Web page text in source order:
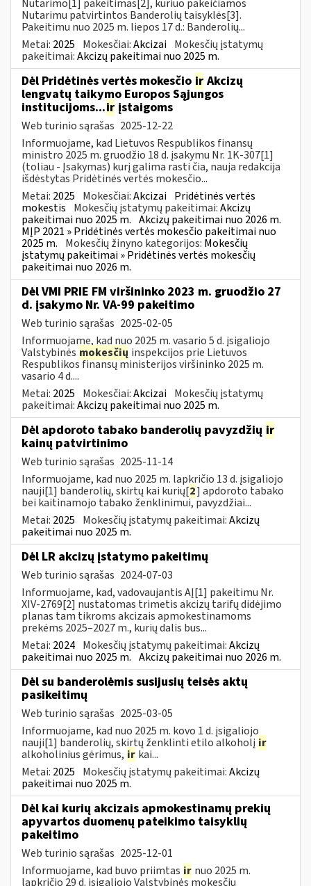
Nutarimo[1] pakeitimas[2], kuriuo pakeičiamos
Nutarimu patvirtintos Banderolių taisyklės[3].
Pakeitimu nuo 2025 m. liepos 17 d.: Banderolių...
Metai: 2025 Mokesčiai:Akcizai Mokesčių įstatymų
pakeitimai:Akcizų pakeitimai nuo 2025 m.
Dėl Pridėtinės vertės mokesčio ir Akcizų
lengvatų taikymo Europos Sąjungos
institucijoms...ir įstaigoms
Web turinio sąrašas 2025-12-22
Informuojame, kad Lietuvos Respublikos finansų
ministro 2025 m. gruodžio 18 d. įsakymu Nr. 1K-307[1]
(toliau - Įsakymas) kurį galima rasti čia, nauja redakcija
išdėstytas Pridėtinės vertės mokesčio...
Metai: 2025 Mokesčiai:Akcizai Pridėtinės vertės
mokestis Mokesčių įstatymų pakeitimai:Akcizų
pakeitimai nuo 2025 m. Akcizų pakeitimai nuo 2026 m.
MĮP 2021 » Pridėtinės vertės mokesčio pakeitimai nuo
2025 m. Mokesčių žinyno kategorijos: Mokesčių
įstatymų pakeitimai » Pridėtinės vertės mokesčių
pakeitimai nuo 2026 m.
Dėl VMI PRIE FM viršininko 2023 m. gruodžio 27
d. įsakymo Nr. VA-99 pakeitimo
Web turinio sąrašas 2025-02-05
Informuojame, kad nuo 2025 m. vasario 5 d. įsigaliojo
Valstybinės mokesčių inspekcijos prie Lietuvos
Respublikos finansų ministerijos viršininko 2025 m.
vasario 4 d....
Metai: 2025 Mokesčiai:Akcizai Mokesčių įstatymų
pakeitimai:Akcizų pakeitimai nuo 2025 m.
Dėl apdoroto tabako banderolių pavyzdžių ir
kainų patvirtinimo
Web turinio sąrašas 2025-11-14
Informuojame, kad nuo 2025 m. lapkričio 13 d. įsigaliojo
nauji[1] banderolių, skirtų kai kurių[2] apdoroto tabako
bei kaitinamojo tabako ženklinimui, pavyzdžiai...
Metai: 2025 Mokesčių įstatymų pakeitimai:Akcizų
pakeitimai nuo 2025 m.
Dėl LR akcizų įstatymo pakeitimų
Web turinio sąrašas 2024-07-03
Informuojame, kad, vadovaujantis AĮ[1] pakeitimu Nr.
XIV-2769[2] nustatomas trimetis akcizų tarifų didėjimo
planas tam tikroms akcizais apmokestinamoms
prekėms 2025–2027 m., kurių dalis bus...
Metai: 2024 Mokesčių įstatymų pakeitimai:Akcizų
pakeitimai nuo 2025 m. Akcizų pakeitimai nuo 2026 m.
Dėl su banderolėmis susijusių teisės aktų
pasikeitimų
Web turinio sąrašas 2025-03-05
Informuojame, kad nuo 2025 m. kovo 1 d. įsigaliojo
nauji[1] banderolių, skirtų ženklinti etilo alkoholį ir
alkoholinius gėrimus, ir kai...
Metai: 2025 Mokesčių įstatymų pakeitimai:Akcizų
pakeitimai nuo 2025 m.
Dėl kai kurių akcizais apmokestinamų prekių
apyvartos duomenų pateikimo taisyklių
pakeitimo
Web turinio sąrašas 2025-12-01
Informuojame, kad buvo priimtas ir nuo 2025 m.
lapkričio 29 d. įsigaliojo Valstybinės mokesčių